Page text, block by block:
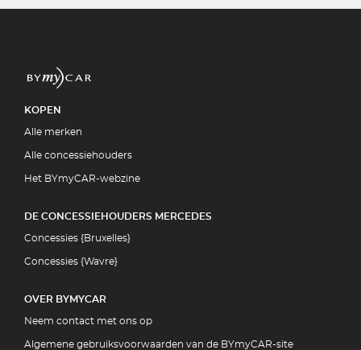
KOPEN
Alle merken
Alle concessiehouders
Het BYmyCAR-webzine
DE CONCESSIEHOUDERS MERCEDES
Concessies {Bruxelles}
Concessies {Wavre}
OVER BYMYCAR
Neem contact met ons op
Algemene gebruiksvoorwaarden van de BYmyCAR-site